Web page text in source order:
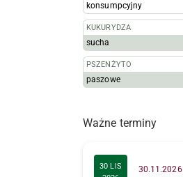
konsumpcyjny
KUKURYDZA
sucha
PSZENŻYTO
paszowe
Ważne terminy
30 LIS
30.11.2026